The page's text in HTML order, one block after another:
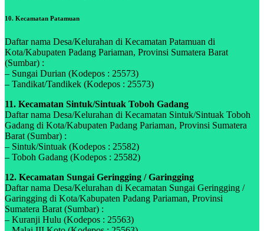
10. Kecamatan Patamuan
Daftar nama Desa/Kelurahan di Kecamatan Patamuan di
Kota/Kabupaten Padang Pariaman, Provinsi Sumatera Barat
(Sumbar) :
– Sungai Durian (Kodepos : 25573)
– Tandikat/Tandikek (Kodepos : 25573)
11. Kecamatan Sintuk/Sintuak Toboh Gadang
Daftar nama Desa/Kelurahan di Kecamatan Sintuk/Sintuak Toboh
Gadang di Kota/Kabupaten Padang Pariaman, Provinsi Sumatera
Barat (Sumbar) :
– Sintuk/Sintuak (Kodepos : 25582)
– Toboh Gadang (Kodepos : 25582)
12. Kecamatan Sungai Geringging / Garingging
Daftar nama Desa/Kelurahan di Kecamatan Sungai Geringging /
Garingging di Kota/Kabupaten Padang Pariaman, Provinsi
Sumatera Barat (Sumbar) :
– Kuranji Hulu (Kodepos : 25563)